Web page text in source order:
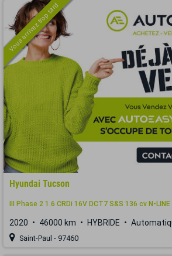
Vous arrivez trop tard
Hyundai Tucson
III Phase 2 1.6 CRDi 16V DCT7 S&S 136 cv N-LINE
2020 46000 km HYBRIDE
Saint-Paul - 97460